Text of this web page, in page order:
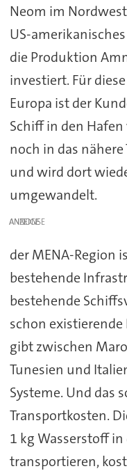
Neom im
US-
die Produktion
investiert. Für
Europa ist der
Schiff in den
noch in das
und wird dort
umgewandelt.
ANZEIGE
der MENA-Region
bestehende
bestehende
schon
gibt zwischen
Tunesien und
Systeme. Und das
Transportkosten.
1 kg Wasserstoff
transportieren,